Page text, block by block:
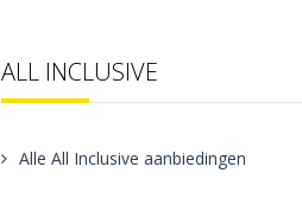
ALL INCLUSIVE
Alle All Inclusive aanbiedingen